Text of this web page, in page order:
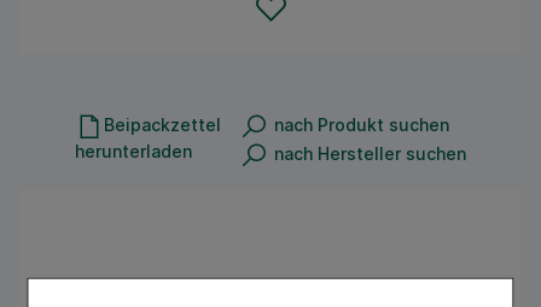
Beipackzettel
herunterladen
nach Produkt suchen
nach Hersteller suchen